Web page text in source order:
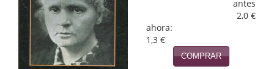
Guerra Civil Española
Historia
historia
antes
2,0 €
ahora:
1,3 €
COMPRAR